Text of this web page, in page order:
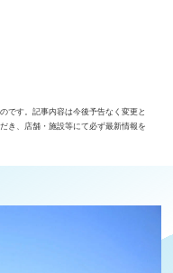
です。記事内容は今後予告なく変更と
き、店舗・施設等にて必ず最新情報を